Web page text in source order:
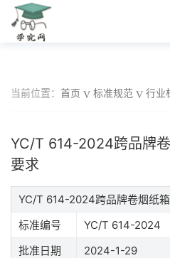
当前位置： 首页 标准规范 行业
YC/T 614-2024跨品牌
要求
YC/T 614-2024跨品牌卷烟纸
标准编号
YC/T 614-2024
批准日期
2024-1-29